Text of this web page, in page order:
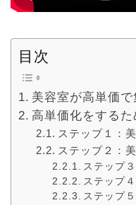
目次
美容室が高単価
高単価化をする
ステップ１：
ステップ２：
ステップ
ステップ
ステップ